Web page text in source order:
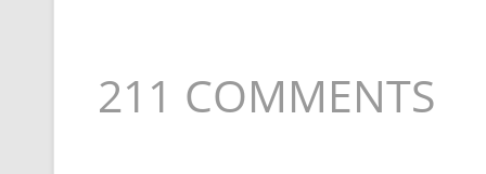
211 COMMENTS